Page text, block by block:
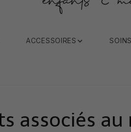
ACCESSOIRES SOINS
associés